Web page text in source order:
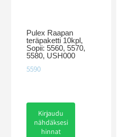
Pulex Raapan
teräpaketti 10kpl,
Sopii: 5560, 5570,
5580, USH000
5590
Kirjaudu
nähdäksesi
hinnat